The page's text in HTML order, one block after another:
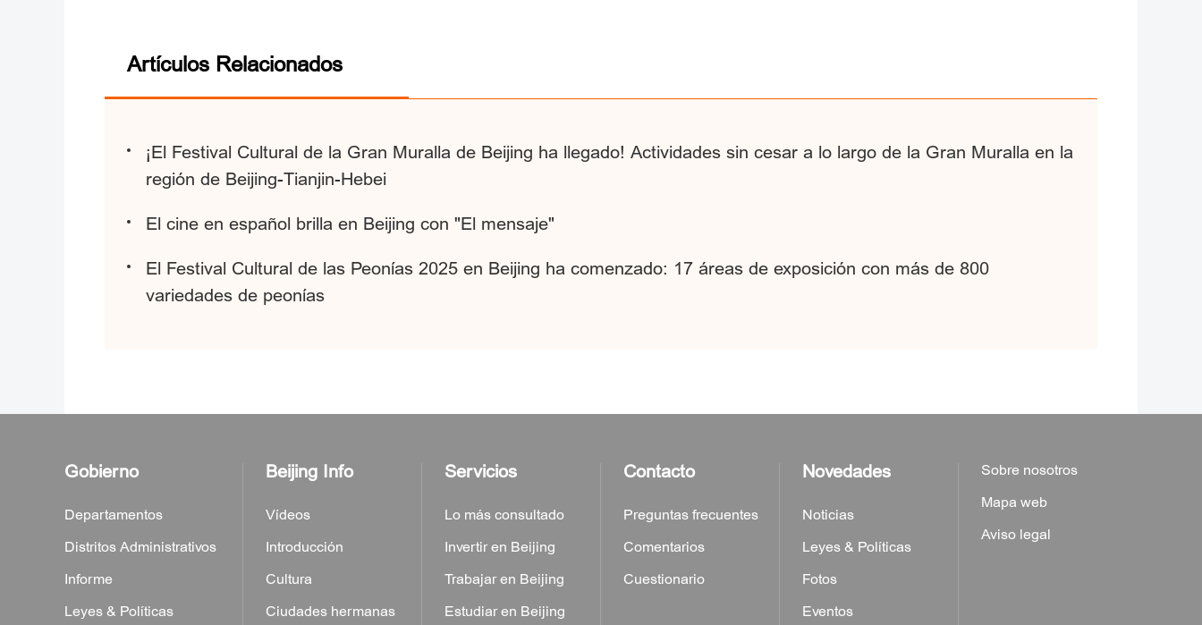
Artículos Relacionados
¡El Festival Cultural de la Gran Muralla de Beijing ha llegado! Actividades sin cesar a lo largo de la Gran Muralla en la
región de Beijing-Tianjin-Hebei
El cine en español brilla en Beijing con "El mensaje"
El Festival Cultural de las Peonías 2025 en Beijing ha comenzado: 17 áreas de exposición con más de 800
variedades de peonías
Gobierno
Departamentos
Distritos Administrativos
Informe
Leyes & Políticas
Beijing Info
Vídeos
Introducción
Cultura
Ciudades hermanas
Servicios
Lo más consultado
Invertir en Beijing
Trabajar en Beijing
Estudiar en Beijing
Contacto
Preguntas frecuentes
Comentarios
Cuestionario
Novedades
Noticias
Leyes & Políticas
Fotos
Eventos
Sobre nosotros
Mapa web
Aviso legal